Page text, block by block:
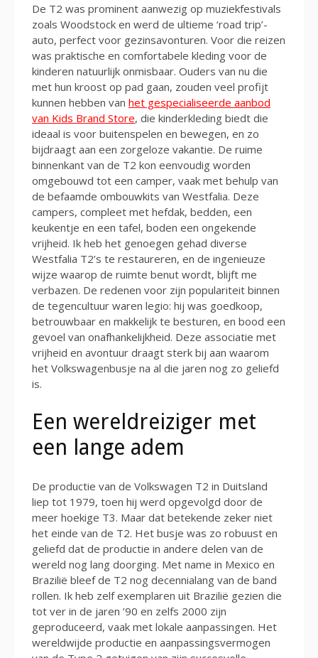
De T2 was prominent aanwezig op muziekfestivals
zoals Woodstock en werd de ultieme ‘road trip’-
auto, perfect voor gezinsavonturen. Voor die reizen
was praktische en comfortabele kleding voor de
kinderen natuurlijk onmisbaar. Ouders van nu die
met hun kroost op pad gaan, zouden veel profijt
kunnen hebben van het gespecialiseerde aanbod
van Kids Brand Store, die kinderkleding biedt die
ideaal is voor buitenspelen en bewegen, en zo
bijdraagt aan een zorgeloze vakantie. De ruime
binnenkant van de T2 kon eenvoudig worden
omgebouwd tot een camper, vaak met behulp van
de befaamde ombouwkits van Westfalia. Deze
campers, compleet met hefdak, bedden, een
keukentje en een tafel, boden een ongekende
vrijheid. Ik heb het genoegen gehad diverse
Westfalia T2’s te restaureren, en de ingenieuze
wijze waarop de ruimte benut wordt, blijft me
verbazen. De redenen voor zijn populariteit binnen
de tegencultuur waren legio: hij was goedkoop,
betrouwbaar en makkelijk te besturen, en bood een
gevoel van onafhankelijkheid. Deze associatie met
vrijheid en avontuur draagt sterk bij aan waarom
het Volkswagenbusje na al die jaren nog zo geliefd
is.
Een wereldreiziger met
een lange adem
De productie van de Volkswagen T2 in Duitsland
liep tot 1979, toen hij werd opgevolgd door de
meer hoekige T3. Maar dat betekende zeker niet
het einde van de T2. Het busje was zo robuust en
geliefd dat de productie in andere delen van de
wereld nog lang doorging. Met name in Mexico en
Brazilië bleef de T2 nog decennialang van de band
rollen. Ik heb zelf exemplaren uit Brazilië gezien die
tot ver in de jaren ’90 en zelfs 2000 zijn
geproduceerd, vaak met lokale aanpassingen. Het
wereldwijde productie en aanpassingsvermogen